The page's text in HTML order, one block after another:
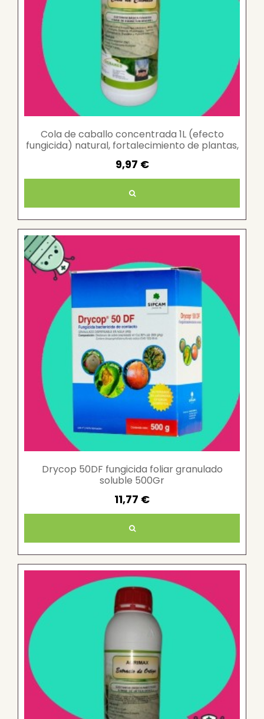
Cola de caballo concentrada 1L (efecto
fungicida) natural, fortalecimiento de plantas,
9,97 €
Drycop 50DF fungicida foliar granulado
soluble 500Gr
11,77 €